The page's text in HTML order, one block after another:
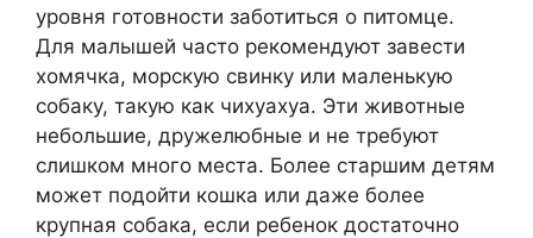
уровня готовности заботиться о питомце.
Для малышей часто рекомендуют завести
хомячка, морскую свинку или маленькую
собаку, такую как чихуахуа. Эти животные
небольшие, дружелюбные и не требуют
слишком много места. Более старшим детям
может подойти кошка или даже более
крупная собака, если ребенок достаточно